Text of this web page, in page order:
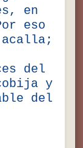
en
eso
acalla;
del
y
del